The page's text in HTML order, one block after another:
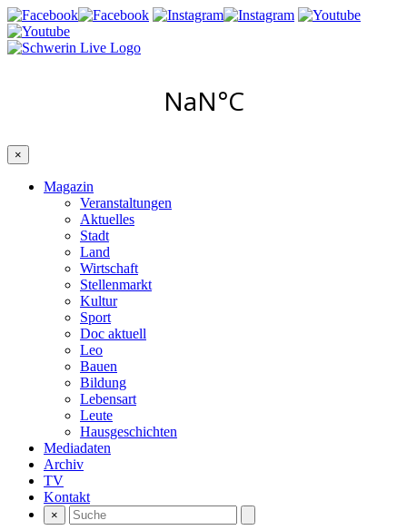
×
Magazin
Veranstaltungen
Aktuelles
Stadt
Land
Wirtschaft
Stellenmarkt
Kultur
Sport
Doc aktuell
Leo
Bauen
Bildung
Lebensart
Leute
Hausgeschichten
Mediadaten
Archiv
TV
Kontakt
×